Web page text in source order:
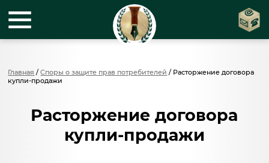
Главная /Споры о защите прав потребителей / Расторжение договора
купли-продажи
Расторжение договора
купли-продажи